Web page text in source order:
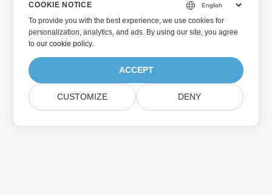
COOKIE NOTICE
To provide you with the best experience, we use cookies for
personalization, analytics, and ads. By using our site, you agree
toour cookie policy.
ACCEPT
CUSTOMIZE DENY